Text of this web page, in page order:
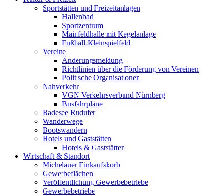
Sportstätten und Freizeitanlagen
Hallenbad
Sportzentrum
Mainfeldhalle mit Kegelanlage
Fußball-Kleinspielfeld
Vereine
Änderungsmeldung
Richtlinien über die Förderung von Vereinen
Politische Organisationen
Nahverkehr
VGN Verkehrsverbund Nürnberg
Busfahrpläne
Badesee Rudufer
Wanderwege
Bootswandern
Hotels und Gaststätten
Hotels & Gaststätten
Wirtschaft & Standort
Michelauer Einkaufskorb
Gewerbeflächen
Veröffentlichung Gewerbebetriebe
Gewerbebetriebe